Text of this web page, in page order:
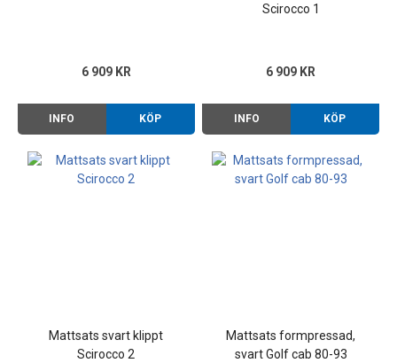
6 909 KR
INFO KÖP
Scirocco 1
6 909 KR
INFO KÖP
Mattsats svart klippt
Scirocco 2
Mattsats formpressad,
svart Golf cab 80-93